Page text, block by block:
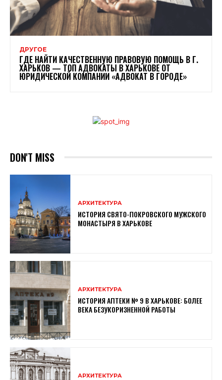
ДРУГОЕ
ГДЕ НАЙТИ КАЧЕСТВЕННУЮ ПРАВОВУЮ ПОМОЩЬ В Г.
ХАРЬКОВ — ТОП АДВОКАТЫ В ХАРЬКОВЕ ОТ
ЮРИДИЧЕСКОЙ КОМПАНИИ «АДВОКАТ В ГОРОДЕ»
DON'T MISS
АРХИТЕКТУРА
ИСТОРИЯ СВЯТО-ПОКРОВСКОГО МУЖСКОГО
МОНАСТЫРЯ В ХАРЬКОВЕ
АРХИТЕКТУРА
ИСТОРИЯ АПТЕКИ № 9 В ХАРЬКОВЕ: БОЛЕЕ
ВЕКА БЕЗУКОРИЗНЕННОЙ РАБОТЫ
АРХИТЕКТУРА